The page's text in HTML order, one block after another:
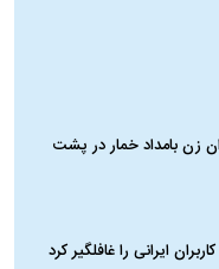
زن بامداد خمار در پشت
ایرانی را غافلگیر کرد